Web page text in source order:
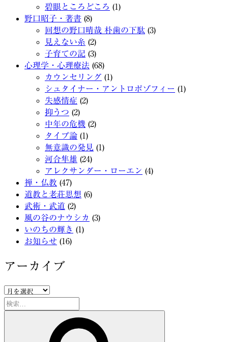
碧眼ところどころ (1)
野口昭子・著書 (8)
回想の野口晴哉 朴歯の下駄 (3)
見えない糸 (2)
子育ての記 (3)
心理学・心理療法 (68)
カウンセリング (1)
シュタイナー・アントロポゾフィー (1)
失感情症 (2)
抑うつ (2)
中年の危機 (2)
タイプ論 (1)
無意識の発見 (1)
河合隼雄 (24)
アレクサンダー・ローエン (4)
禅・仏教 (47)
道教と老荘思想 (6)
武術・武道 (2)
風の谷のナウシカ (3)
いのちの輝き (1)
お知らせ (16)
アーカイブ
ア
ー
カ
検
索: